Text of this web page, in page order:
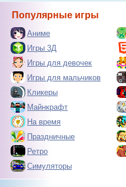
Популярные игры
Аниме
Игры 3Д
Игры для девочек
Игры для мальчиков
Кликеры
Майнкрафт
На время
Праздничные
Ретро
Симуляторы